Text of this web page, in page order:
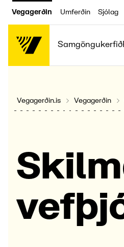
Vegagerðin Umferðin Sjólag
Samgöngukerfið
Vegagerðin.is Vegagerðin